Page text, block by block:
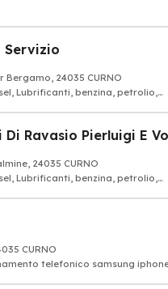
Servizio
Bergamo, 24035 CURNO
Lubrificanti, benzina, petrolio,
24035 CURNO
Lubrificanti, benzina, petrolio,
CURNO
telefonico samsung